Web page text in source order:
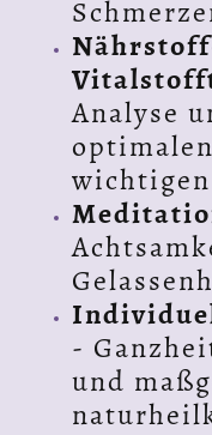
Analyse
-
und